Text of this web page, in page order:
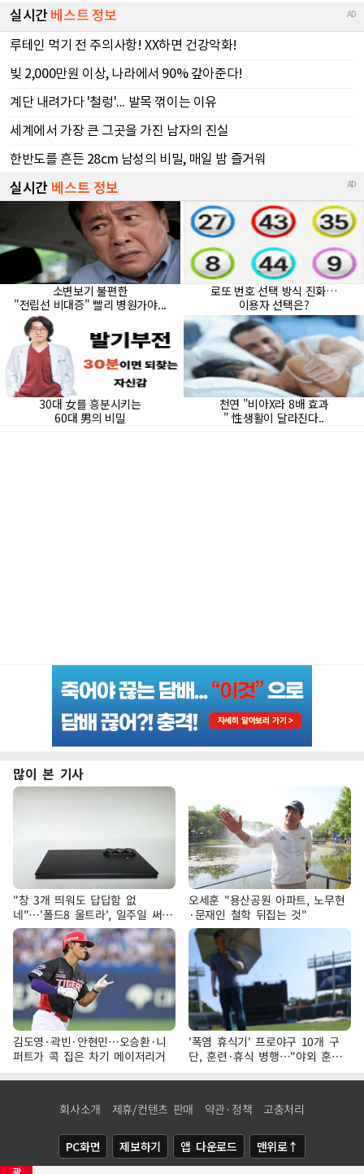
광
많이 본 기사
"창 3개 띄워도 답답함 없
네"…'폴드8 울트라', 일주일 써보
니
오세훈 "용산공원 아파트, 노무현
·문재인 철학 뒤집는 것"
김도영·곽빈·안현민…오승환·니
퍼트가 콕 집은 차기 메이저리거
'폭염 휴식기' 프로야구 10개 구
단, 훈련·휴식 병행…"야외 훈련
해도 안전 최우선"
회사소개 제휴/컨텐츠 판매 약관·정책 고충처리
PC화면 제보하기 앱 다운로드 맨위로↑